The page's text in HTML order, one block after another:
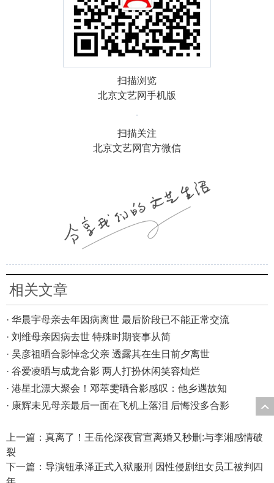
扫描浏览
北京文艺网手机版
扫描关注
北京文艺网官方微信
相关文章
· 华晨宇母亲去年因病离世 最后阶段已不能正常交流
· 刘维母亲因病去世 特殊时期丧事从简
· 吴彦祖晒合影悼念父亲 透露其在生日前夕离世
· 谷爱凌晒与成龙合影 两人打扮休闲笑容灿烂
· 港星北漂大聚会！邓萃雯晒合影感叹：他乡遇故知
· 康辉未见母亲最后一面在飞机上落泪 后悔没多合影
上一篇： 真离了！王岳伦深夜官宣离婚又秒删:与李湘感情破
裂
下一篇： 导演钮承泽正式入狱服刑 因性侵剧组女员工被判四